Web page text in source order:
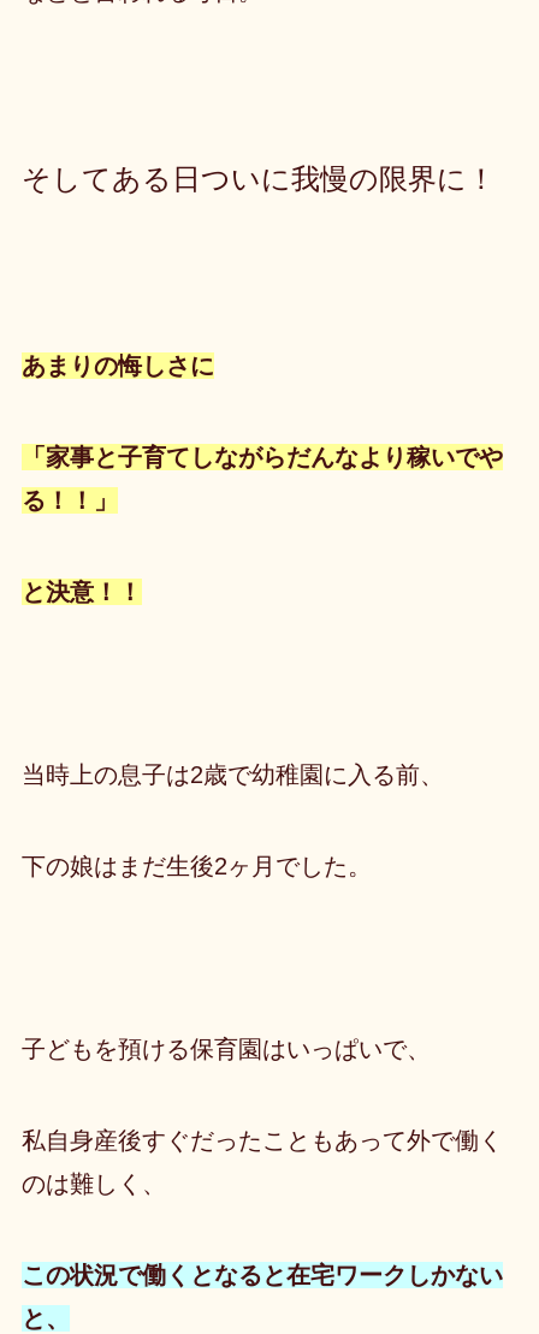
そしてある日ついに我慢の限界に！
あまりの悔しさに
「家事と子育てしながらだんなより稼いでや
る！！」
と決意！！
当時上の息子は2歳で幼稚園に入る前、
下の娘はまだ生後2ヶ月でした。
子どもを預ける保育園はいっぱいで、
私自身産後すぐだったこともあって外で働く
のは難しく、
この状況で働くとなると在宅ワークしかない
と、